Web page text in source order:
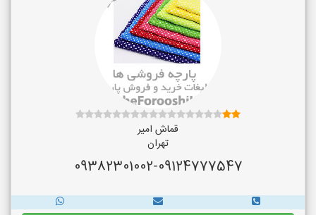
قماش امیر
تهران
09382301002-09124777547